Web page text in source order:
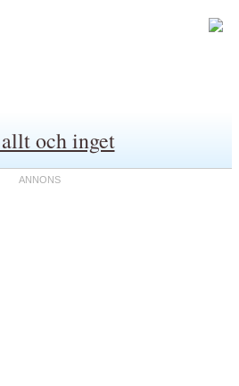
och inget